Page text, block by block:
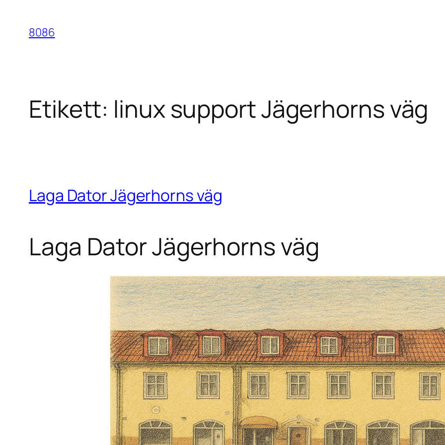
innehåll
8086
Etikett: linux support Jägerhorns väg
Laga Dator Jägerhorns väg
Laga Dator Jägerhorns väg